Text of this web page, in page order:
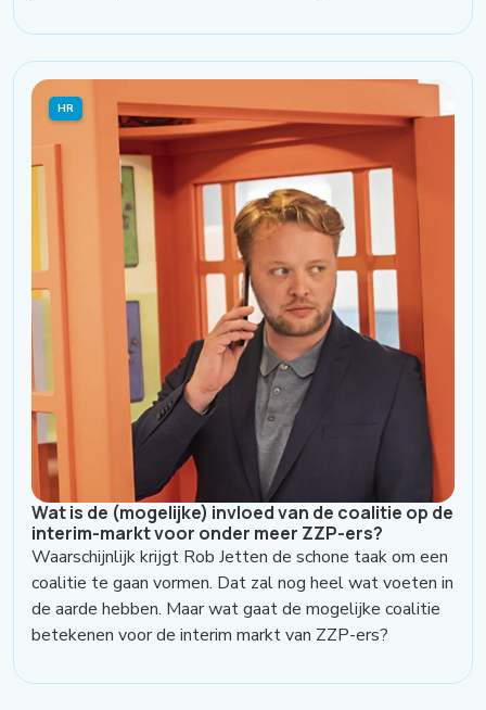
HR
Wat is de (mogelijke) invloed van de coalitie op de
interim-markt voor onder meer ZZP-ers?
Waarschijnlijk krijgt Rob Jetten de schone taak om een
coalitie te gaan vormen. Dat zal nog heel wat voeten in
de aarde hebben. Maar wat gaat de mogelijke coalitie
betekenen voor de interim markt van ZZP-ers?